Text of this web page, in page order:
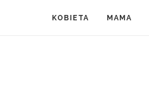
KOBIETA MAMA